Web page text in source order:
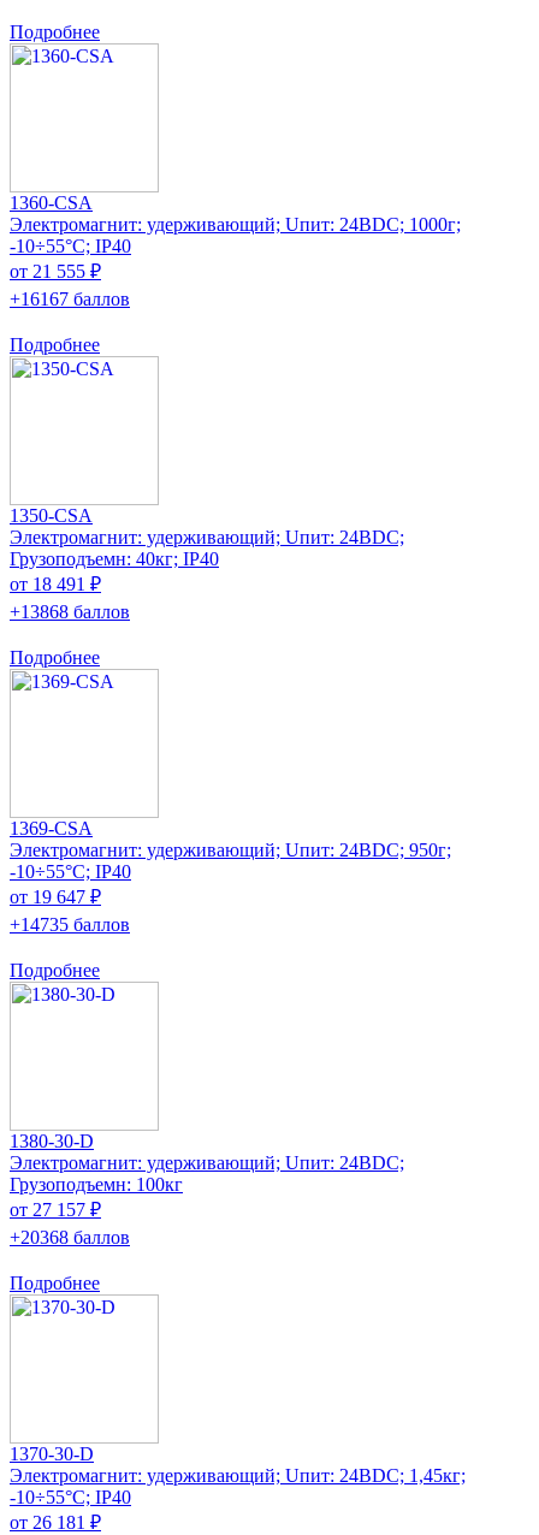
Подробнее
1360-CSA
Электромагнит: удерживающий; Uпит: 24ВDC; 1000г;
-10÷55°C; IP40
от 21 555 ₽
+16167 баллов
Подробнее
1350-CSA
Электромагнит: удерживающий; Uпит: 24ВDC;
Грузоподъемн: 40кг; IP40
от 18 491 ₽
+13868 баллов
Подробнее
1369-CSA
Электромагнит: удерживающий; Uпит: 24ВDC; 950г;
-10÷55°C; IP40
от 19 647 ₽
+14735 баллов
Подробнее
1380-30-D
Электромагнит: удерживающий; Uпит: 24ВDC;
Грузоподъемн: 100кг
от 27 157 ₽
+20368 баллов
Подробнее
1370-30-D
Электромагнит: удерживающий; Uпит: 24ВDC; 1,45кг;
-10÷55°C; IP40
от 26 181 ₽